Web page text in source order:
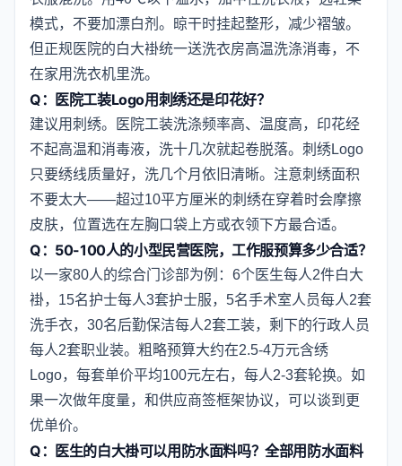
模式，不要加漂白剂。晾干时挂起整形，减少褶皱。
但正规医院的白大褂统一送洗衣房高温洗涤消毒，不
在家用洗衣机里洗。
Q：医院工装Logo用刺绣还是印花好？
建议用刺绣。医院工装洗涤频率高、温度高，印花经
不起高温和消毒液，洗十几次就起卷脱落。刺绣Logo
只要绣线质量好，洗几个月依旧清晰。注意刺绣面积
不要太大——超过10平方厘米的刺绣在穿着时会摩擦
皮肤，位置选在左胸口袋上方或衣领下方最合适。
Q：50-100人的小型民营医院，工作服预算多少合适？
以一家80人的综合门诊部为例：6个医生每人2件白大
褂，15名护士每人3套护士服，5名手术室人员每人2套
洗手衣，30名后勤保洁每人2套工装，剩下的行政人员
每人2套职业装。粗略预算大约在2.5-4万元含绣
Logo，每套单价平均100元左右，每人2-3套轮换。如
果一次做年度量，和供应商签框架协议，可以谈到更
优单价。
Q：医生的白大褂可以用防水面料吗？全部用防水面料